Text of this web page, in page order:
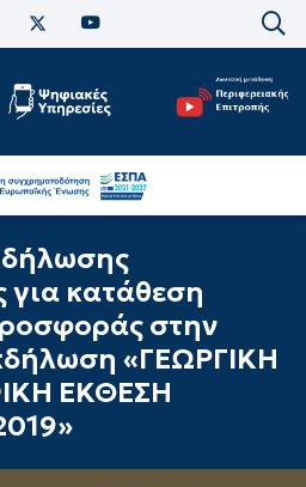
για κατάθεση
στην
«ΓΕΩΡΓΙΚΗ
ΕΚΘΕΣΗ